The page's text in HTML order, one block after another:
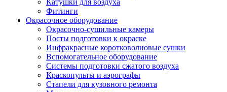
Катушки для воздуха
Фитинги
Окрасочное оборудование
Окрасочно-сушильные камеры
Посты подготовки к окраске
Инфракрасные коротковолновые сушки
Вспомогательное оборудование
Системы подготовки сжатого воздуха
Краскопульты и аэрографы
Стапели для кузовного ремонта